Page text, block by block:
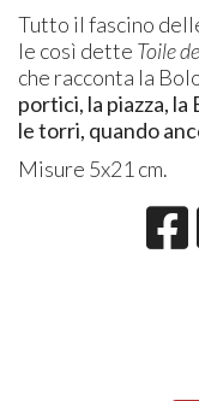
Tutto il fascino
le così dette Toile
che racconta la
portici, la piazza, la
le torri, quando
Misure 5x21 cm.